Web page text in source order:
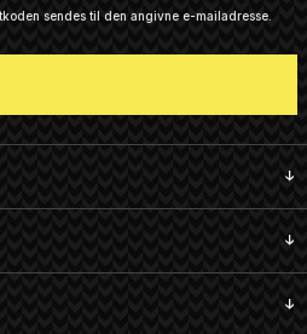
sendes til den angivne e-mailadresse.